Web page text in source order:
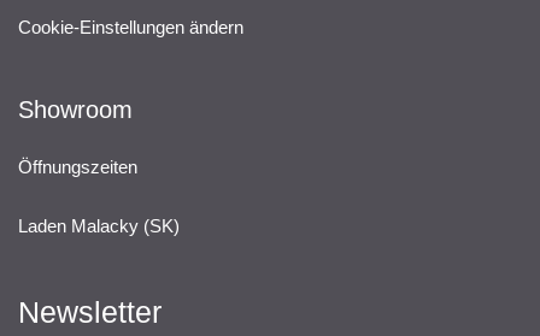
Cookie-Einstellungen ändern
Showroom
Öffnungszeiten
Laden Malacky (SK)
Newsletter